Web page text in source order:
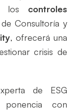
los controles
Consultoría y
, ofrecerá una
crisis de
de ESG
ponencia con